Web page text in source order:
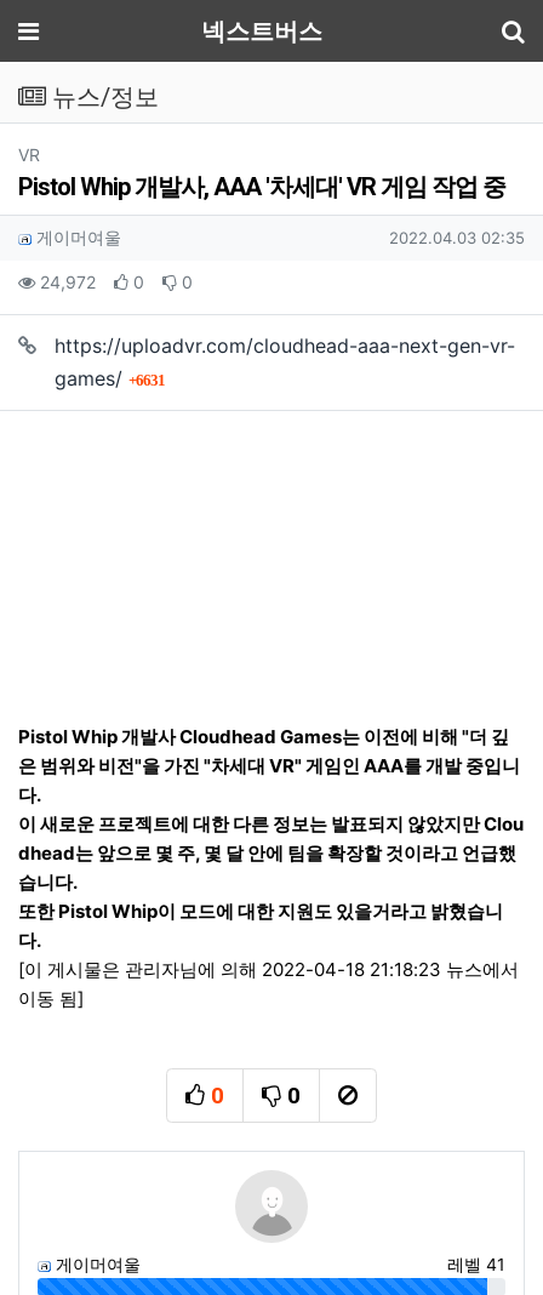
메뉴 넥스트버스
뉴스/정보
VR
Pistol Whip 개발사, AAA '차세대' VR 게임 작업 중
작성자 정보
게이머여울 작성일
2022.04.03 02:35
컨텐츠 정보
24,972조회 0 추천 0
본문
https://uploadvr.com/cloudhead-aaa-next-gen-vr-
games/
6631
Pistol Whip 개발사 Cloudhead Games는 이전에 비해 "더 깊
은 범위와 비전"을 가진 "차세대 VR" 게임인 AAA를 개발 중입니
다.
이 새로운 프로젝트에 대한 다른 정보는 발표되지 않았지만 Clou
dhead는 앞으로 몇 주, 몇 달 안에 팀을 확장할 것이라고 언급했
습니다.
또한 Pistol Whip이 모드에 대한 지원도 있을거라고 밝혔습니
다.
[이 게시물은 관리자님에 의해 2022-04-18 21:18:23 뉴스에서
이동 됨]
0
추천
0
비추천신고
게이머여울 레벨 41
96%